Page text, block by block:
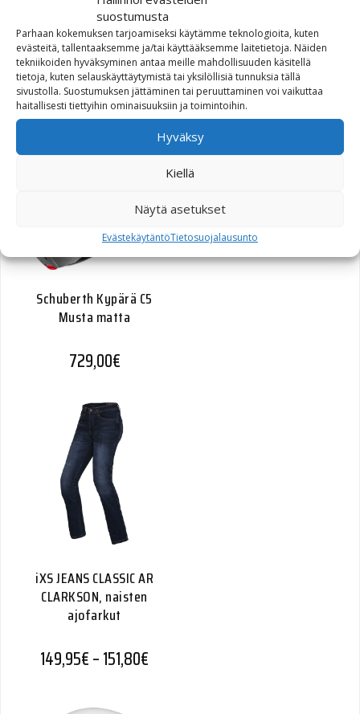
suostumusta
Parhaan kokemuksen tarjoamiseksi käytämme teknologioita, kuten
evästeitä, tallentaaksemme ja/tai käyttääksemme laitetietoja. Näiden
tekniikoiden hyväksyminen antaa meille mahdollisuuden käsitellä
tietoja, kuten selauskäyttäytymistä tai yksilöllisiä tunnuksia tällä
sivustolla. Suostumuksen jättäminen tai peruuttaminen voi vaikuttaa
haitallisesti tiettyihin ominaisuuksiin ja toimintoihin.
Hyväksy
Kiellä
Näytä asetukset
EvästekäytäntöTietosuojalausunto
Shoei X-SPR PRO Black
799,00€
Schuberth Kypärä C5
Musta matta
729,00€
iXS JEANS CLASSIC AR
CLARKSON, naisten
ajofarkut
149,95€–151,80€